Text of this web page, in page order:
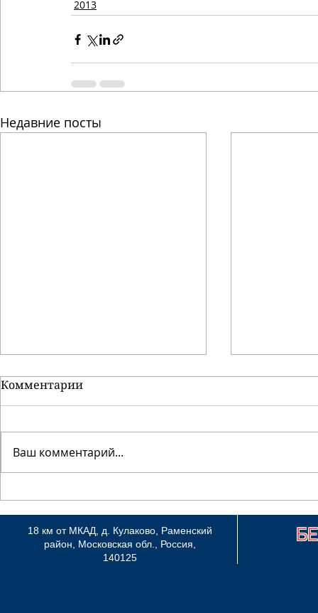
2013
Недавние посты
сентября 2013, Минск
Комментарии
Ваш комментарий...
18 км от МКАД, д. Кулаково, Раменский
район, Московская обл., Россия,
140125